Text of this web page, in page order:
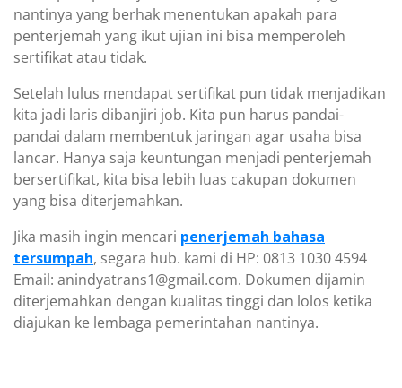
nantinya yang berhak menentukan apakah para
penterjemah yang ikut ujian ini bisa memperoleh
sertifikat atau tidak.
Setelah lulus mendapat sertifikat pun tidak menjadikan
kita jadi laris dibanjiri job. Kita pun harus pandai-
pandai dalam membentuk jaringan agar usaha bisa
lancar. Hanya saja keuntungan menjadi penterjemah
bersertifikat, kita bisa lebih luas cakupan dokumen
yang bisa diterjemahkan.
Jika masih ingin mencari penerjemah bahasa
tersumpah, segara hub. kami di HP: 0813 1030 4594
Email: anindyatrans1@gmail.com. Dokumen dijamin
diterjemahkan dengan kualitas tinggi dan lolos ketika
diajukan ke lembaga pemerintahan nantinya.